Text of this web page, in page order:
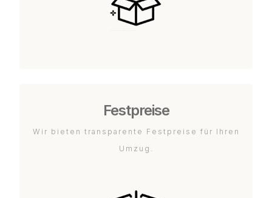
Festpreise
Wir bieten transparente Festpreise für Ihren
Umzug.